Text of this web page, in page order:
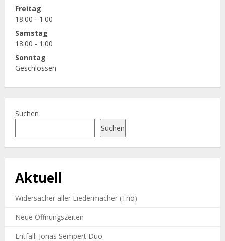
Freitag
18:00 - 1:00
Samstag
18:00 - 1:00
Sonntag
Geschlossen
Suchen
Suchen
Aktuell
Widersacher aller Liedermacher (Trio)
Neue Öffnungszeiten
Entfall: Jonas Sempert Duo